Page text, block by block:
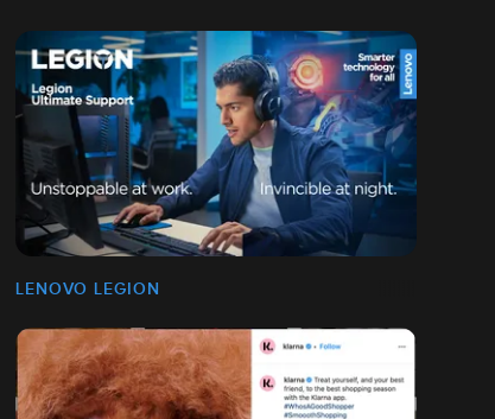
LENOVO LEGION